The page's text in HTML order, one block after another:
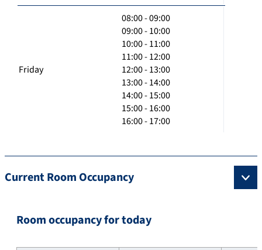
Friday
08:00 - 09:00
09:00 - 10:00
10:00 - 11:00
11:00 - 12:00
12:00 - 13:00
13:00 - 14:00
14:00 - 15:00
15:00 - 16:00
16:00 - 17:00
Current Room Occupancy
Room occupancy for today